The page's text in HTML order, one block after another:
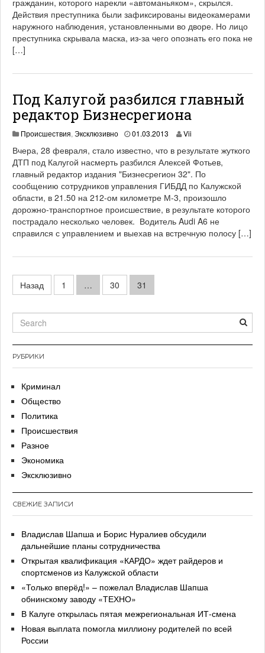
0
1
3
гражданин, которого нарекли «автоманьяком», скрылся.
Действия преступника были зафиксированы видеокамерами
наружного наблюдения, установленными во дворе. Но лицо
преступника скрывала маска, из-за чего опознать его пока не
[…]
Под Калугой разбился главный
редактор Бизнесрегиона
Происшествия, Эксклюзивно 01.03.2013
0
3
.
2
0
1
3
Vii
Вчера, 28 февраля, стало известно, что в результате жуткого
ДТП под Калугой насмерть разбился Алексей Фотьев,
главный редактор издания "Бизнесрегион 32". По
сообщению сотрудников управления ГИБДД по Калужской
области, в 21.50 на 212-ом километре М-3, произошло
дорожно-транспортное происшествие, в результате которого
пострадало несколько человек. Водитель Audi A6 не
справился с управлением и выехав на встречную полосу […]
Навигация
записям
Назад 1 … 30 31
РУБРИКИ
Криминал
Общество
Политика
Происшествия
Разное
Экономика
Эксклюзивно
СВЕЖИЕ ЗАПИСИ
Владислав Шапша и Борис Нуралиев обсудили
дальнейшие планы сотрудничества
Открытая квалификация «КАРДО» ждет райдеров и
спортсменов из Калужской области
«Только вперёд!» – пожелал Владислав Шапша
обнинскому заводу «ТЕХНО»
В Калуге открылась пятая межрегиональная ИТ-смена
Новая выплата помогла миллиону родителей по всей
России